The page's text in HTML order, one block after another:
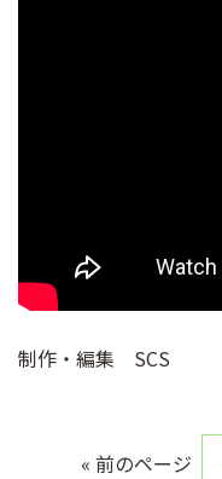
制作・編集 SCS
« 前のページ